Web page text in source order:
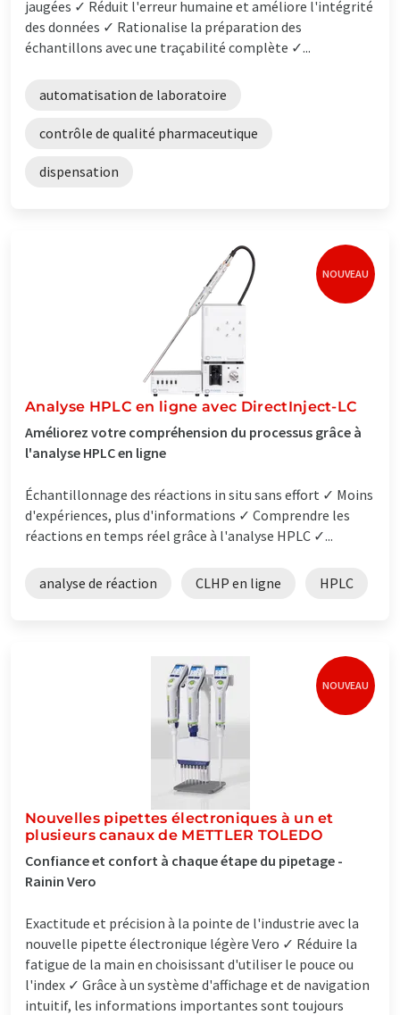
jaugées ✓ Réduit l'erreur humaine et améliore l'intégrité
des données ✓ Rationalise la préparation des
échantillons avec une traçabilité complète ✓...
automatisation de laboratoire
contrôle de qualité pharmaceutique
dispensation
NOUVEAU
Analyse HPLC en ligne avec DirectInject-LC
Améliorez votre compréhension du processus grâce à
l'analyse HPLC en ligne
Échantillonnage des réactions in situ sans effort ✓ Moins
d'expériences, plus d'informations ✓ Comprendre les
réactions en temps réel grâce à l'analyse HPLC ✓...
analyse de réaction CLHP en ligne HPLC
NOUVEAU
Nouvelles pipettes électroniques à un et
plusieurs canaux de METTLER TOLEDO
Confiance et confort à chaque étape du pipetage -
Rainin Vero
Exactitude et précision à la pointe de l'industrie avec la
nouvelle pipette électronique légère Vero ✓ Réduire la
fatigue de la main en choisissant d'utiliser le pouce ou
l'index ✓ Grâce à un système d'affichage et de navigation
intuitif, les informations importantes sont toujours